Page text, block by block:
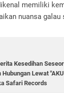
memiliki
nuansa galau
Kesedihan
Lewat
Safari Records